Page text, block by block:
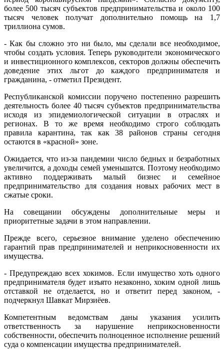
более 500 тысяч субъектов предпринимательства и около 100
тысяч человек получат дополнительно помощь на 1,7
триллиона сумов.
- Как бы сложно это ни было, мы сделали все необходимое,
чтобы создать условия. Теперь руководители экономического
и инвестиционного комплексов, секторов должны обеспечить
доведение этих льгот до каждого предпринимателя и
гражданина, - отметил Президент.
Республиканской комиссии поручено постепенно разрешить
деятельность более 40 тысяч субъектов предпринимательства
исходя из эпидемиологической ситуации в отраслях и
регионах. В то же время необходимо строго соблюдать
правила карантина, так как 38 районов страны сегодня
остаются в «красной» зоне.
Ожидается, что из-за пандемии число бедных и безработных
увеличится, а доходы семей уменьшатся. Поэтому необходимо
активно поддерживать малый бизнес и семейное
предпринимательство для создания новых рабочих мест в
сжатые сроки.
На совещании обсуждены дополнительные меры и
приоритетные задачи в этом направлении.
Прежде всего, серьезное внимание уделено обеспечению
гарантий прав предпринимателей и неприкосновенности их
имущества.
- Предупреждаю всех хокимов. Если имущество хоть одного
предпринимателя будет изъято незаконно, хоким одной лишь
отставкой не отделается, но и ответит перед законом, -
подчеркнул Шавкат Мирзиёев.
Компетентным ведомствам даны указания усилить
ответственность за нарушение неприкосновенности
собственности, обеспечить полноценное исполнение решений
суда о компенсации имущества предпринимателей.